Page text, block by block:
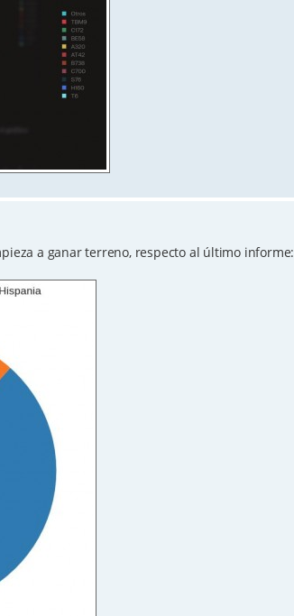
a ganar terreno, respecto al último informe: